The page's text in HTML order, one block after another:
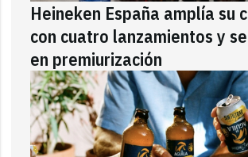
Heineken España amplía su
con cuatro lanzamientos y
en premiurización